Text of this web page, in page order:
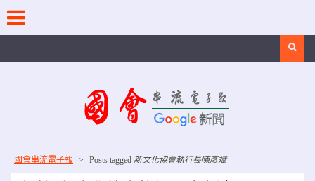
content
國會串流電子報 > Posts tagged 新文化協會執行長陳彥斌